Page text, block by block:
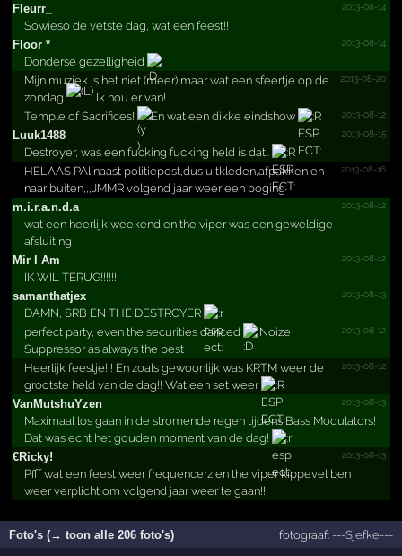
Fleurr_
2013-08-14
Sowieso de vetste dag, wat een feest!!
Floor *
2013-08-14
Donderse gezelligheid
2013-08-20
Mijn muziek is het niet (meer) maar wat een sfeertje op de
zondag
Ik hou er van!
2013-08-12
Temple of Sacrifices!
En wat een dikke eindshow
Luuk1488
2013-08-15
Destroyer, was een fucking fucking held is dat..
2013-08-16
HELAAS PAl naast politiepost,dus uitkleden,afpakken en
naar buiten,,,JMMR volgend jaar weer een poging
m.­i.­r.­a.­n.­d.­a
2013-08-12
wat een heerlijk weekend en the viper was een geweldige
afsluiting
Mir I Am
2013-08-12
IK WIL TERUG!!!!!!!
samanthatjex
2013-08-13
DAMN, SRB EN THE DESTROYER
2013-08-12
perfect party, even the securities danced
Noize
Suppressor as always the best
2013-08-12
Heerlijk feestje!!! En zoals gewoonlijk was KRTM weer de
grootste held van de dag!! Wat een set weer
VanMut­shuYze­n
2013-08-13
Maximaal los gaan in de stromende regen tijdens Bass Modulators!
Dat was echt het gouden moment van de dag!
€Ricky!
2013-08-13
Pfff wat een feest weer frequencerz en the viper kippevel ben
weer verplicht om volgend jaar weer te gaan!!
Foto's (→ toon alle 206 foto's) fotograaf: ---Sjefke---